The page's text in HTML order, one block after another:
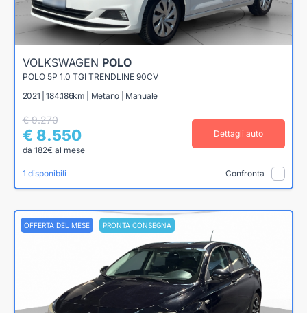
VOLKSWAGEN POLO
POLO 5P 1.0 TGI TRENDLINE 90CV
2021 | 184.186km | Metano | Manuale
€ 9.270
€ 8.550
da 182€ al mese
Dettagli auto
1 disponibili Confronta
OFFERTA DEL MESE PRONTA CONSEGNA